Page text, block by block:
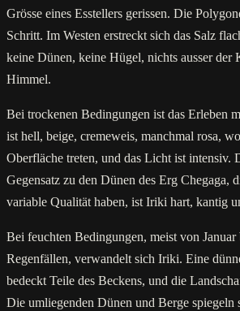
Grösse eines Esstellers gerissen. Die
Schritt. Im Westen erstreckt sich das Salz
keine Dünen, keine Hügel, nichts ausser der
Himmel.
Bei trockenen Bedingungen ist das Erleben
ist hell, beige, cremeweis, manchmal rosa,
Oberfläche treten, und das Licht ist intensiv.
Gegensatz zu den Dünen des Erg Chegaga,
variable Qualität haben, ist Iriki hart, kantig
Bei feuchten Bedingungen, meist von
Regenfällen, verwandelt sich Iriki. Eine
bedeckt Teile des Beckens, und die
Die umliegenden Dünen und Berge spiegeln